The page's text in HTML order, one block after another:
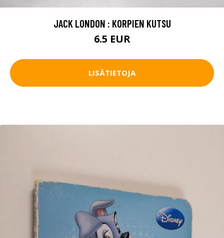
JACK LONDON : KORPIEN KUTSU
6.5 EUR
LISÄTIETOJA